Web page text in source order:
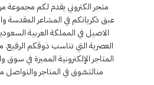
متجر الكتروني يقدم لكم مجموعة
عبق ذكرياتكم في المشاعر المقدسة
الاصيل في المملكة العربية
العصرية التي تناسب ذوقكم الرفيع.
المتاجر الإلكترونية المميزة في
منالتسّوق في المتاجر والتواصل